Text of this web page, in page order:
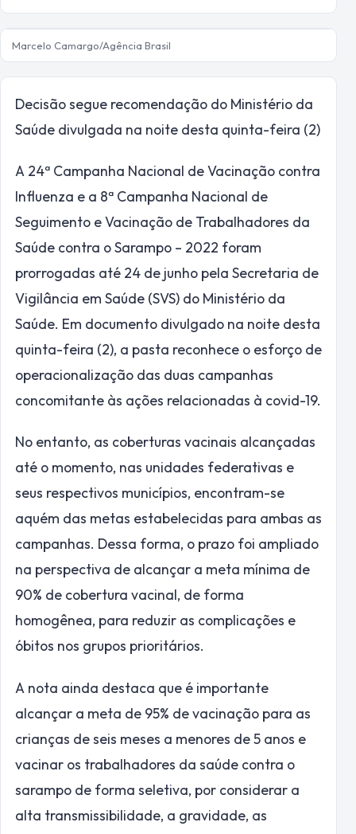
Marcelo Camargo/Agência Brasil
Decisão segue recomendação do Ministério da
Saúde divulgada na noite desta quinta-feira (2)
A 24ª Campanha Nacional de Vacinação contra
Influenza e a 8ª Campanha Nacional de
Seguimento e Vacinação de Trabalhadores da
Saúde contra o Sarampo – 2022 foram
prorrogadas até 24 de junho pela Secretaria de
Vigilância em Saúde (SVS) do Ministério da
Saúde. Em documento divulgado na noite desta
quinta-feira (2), a pasta reconhece o esforço de
operacionalização das duas campanhas
concomitante às ações relacionadas à covid-19.
No entanto, as coberturas vacinais alcançadas
até o momento, nas unidades federativas e
seus respectivos municípios, encontram-se
aquém das metas estabelecidas para ambas as
campanhas. Dessa forma, o prazo foi ampliado
na perspectiva de alcançar a meta mínima de
90% de cobertura vacinal, de forma
homogênea, para reduzir as complicações e
óbitos nos grupos prioritários.
A nota ainda destaca que é importante
alcançar a meta de 95% de vacinação para as
crianças de seis meses a menores de 5 anos e
vacinar os trabalhadores da saúde contra o
sarampo de forma seletiva, por considerar a
alta transmissibilidade, a gravidade, as